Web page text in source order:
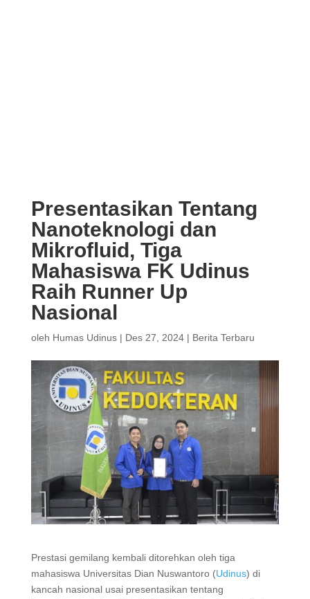
Presentasikan Tentang
Nanoteknologi dan
Mikrofluid, Tiga
Mahasiswa FK Udinus
Raih Runner Up
Nasional
oleh Humas Udinus| Des 27, 2024| Berita Terbaru
Prestasi gemilang kembali ditorehkan oleh tiga
mahasiswa Universitas Dian Nuswantoro (Udinus) di
kancah nasional usai presentasikan tentang